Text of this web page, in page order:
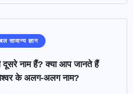
सामान्य ज्ञान
दूसरे नाम हैं? क्या आप जानते हैं
के अलग-अलग नाम?